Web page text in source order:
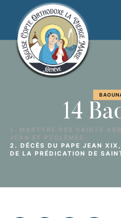
14
1. MARTYRE DES SAINTS
JEAN ET PTOLÉMÉE.
2. DÉCÈS DU PAPE JEAN
DE LA PRÉDICATION DE